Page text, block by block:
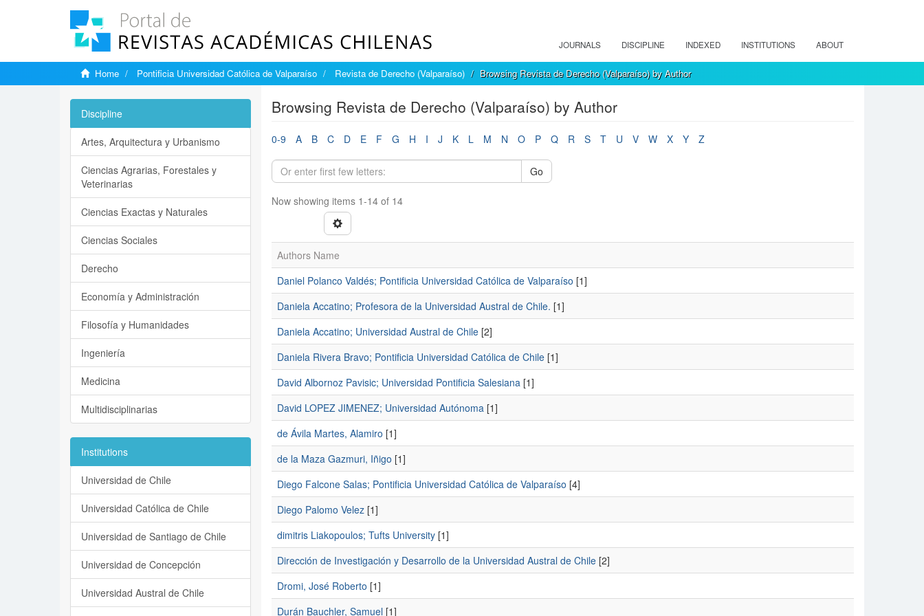
JOURNALS DISCIPLINE INDEXED INSTITUTIONS ABOUT
Home Pontificia Universidad Católica de Valparaíso Revista de Derecho (Valparaíso) Browsing Revista de Derecho (Valparaíso) by Author
Browsing Revista de Derecho (Valparaíso) by Author
0-9 A B C D E F G H I J K L M N O P Q R S T U V W X Y Z
Go
Now showing items 1-14 of 14
Authors Name
Daniel Polanco Valdés; Pontificia Universidad Católica de Valparaíso [1]
Daniela Accatino; Profesora de la Universidad Austral de Chile. [1]
Daniela Accatino; Universidad Austral de Chile[2]
Daniela Rivera Bravo; Pontificia Universidad Católica de Chile[1]
David Albornoz Pavisic; Universidad Pontificia Salesiana[1]
David LOPEZ JIMENEZ; Universidad Autónoma[1]
de Ávila Martes, Alamiro [1]
de la Maza Gazmuri, Iñigo [1]
Diego Falcone Salas; Pontificia Universidad Católica de Valparaíso [4]
Diego Palomo Velez[1]
dimitris Liakopoulos; Tufts University[1]
Dirección de Investigación y Desarrollo de la Universidad Austral de Chile[2]
Dromi, José Roberto [1]
Durán Bauchler, Samuel[1]
Discipline
Artes, Arquitectura y Urbanismo
Ciencias Agrarias, Forestales y
Veterinarias
Ciencias Exactas y Naturales
Ciencias Sociales
Derecho
Economía y Administración
Filosofía y Humanidades
Ingeniería
Medicina
Multidisciplinarias
Institutions
Universidad de Chile
Universidad Católica de Chile
Universidad de Santiago de Chile
Universidad de Concepción
Universidad Austral de Chile